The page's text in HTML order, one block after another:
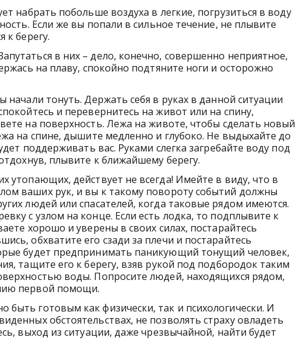
набрать побольше воздуха в легкие, погрузиться в воду
Если же вы попали в сильное течение, не плывите
к берегу.
в них – дело, конечно, совершенно неприятное,
на плаву, спокойно подтяните ноги и осторожно
тонуть. Держать себя в руках в данной ситуации
и перевернитесь на живот или на спину,
на поверхность. Лежа на животе, чтобы сделать новый
на спине, дышите медленно и глубоко. Не выдыхайте до
поддерживать вас. Руками слегка загребайте воду под
плывите к ближайшему берегу.
утопающих, действует не всегда! Имейте в виду, что в
ваших рук, и вы к такому повороту событий должны
людей или спасателей, когда таковые рядом имеются.
с узлом на конце. Если есть лодка, то подплывите к
хорошо и уверены в своих силах, постарайтесь
обхватите его сзади за плечи и постарайтесь
будет предпринимать паникующий тонущий человек,
тащите его к берегу, взяв рукой под подбородок таким
воды. Попросите людей, находящихся рядом,
первой помощи.
готовым как физически, так и психологически. И
обстоятельствах, не позволять страху овладеть
выход из ситуации, даже чрезвычайной, найти будет